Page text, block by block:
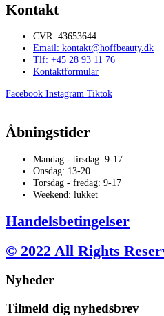
Kontakt
CVR: 43653644
Email: kontakt@hoffbeauty.dk
Tlf: +45 28 93 11 76
Kontaktformular
Facebook Instagram Tiktok
Åbningstider
Mandag - tirsdag: 9-17
Onsdag: 13-20
Torsdag - fredag: 9-17
Weekend: lukket
Handelsbetingelser
© 2022 All Rights
Nyheder
Tilmeld dig nyhedsbrev